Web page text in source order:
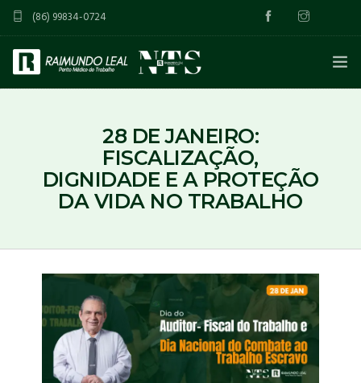
(86) 99834-0724
SERVIÇOS
PGR – PROGRAMA DE GERENCIAMENTO DE RISCOS
PGRTR – PROGRAMA DE GERENCIAMENTO DE RISCOS DO
TRABALHO RURAL
CONTATO
28 DE JANEIRO:
FISCALIZAÇÃO,
DIGNIDADE E A PROTEÇÃO
DA VIDA NO TRABALHO